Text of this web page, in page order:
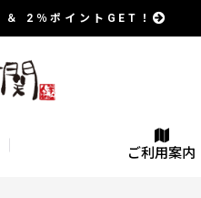
＆ 2％ポイントGET！
ご利用案内